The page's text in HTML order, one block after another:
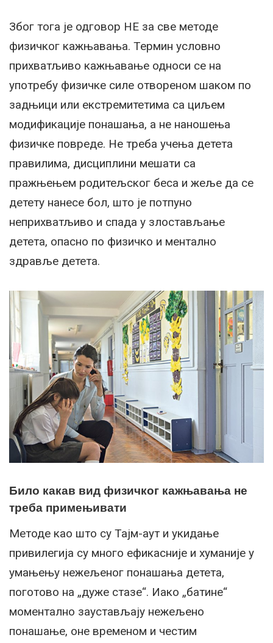
Због тога је одговор НЕ за све методе
физичког кажњавања. Термин условно
прихватљиво кажњавање односи се на
употребу физичке силе отвореном шаком по
задњици или екстремитетима са циљем
модификације понашања, а не наношења
физичке повреде. Не треба учења детета
правилима, дисциплини мешати са
пражњењем родитељског беса и жеље да се
детету нанесе бол, што је потпуно
неприхватљиво и спада у злостављање
детета, опасно по физичко и ментално
здравље детета.
Било какав вид физичког кажњавања не
треба примењивати
Методе као што су Тајм-аут и укидање
привилегија су много ефикасније и хуманије у
умањењу нежељеног понашања детета,
поготово на „дуже стазе“. Иако „батине“
моментално заустављају нежељено
понашање, оне временом и честим